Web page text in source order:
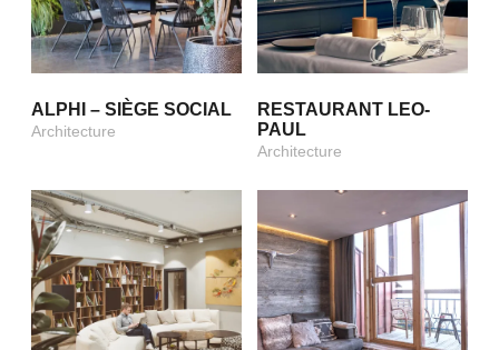
ALPHI – SIÈGE SOCIAL
Architecture
RESTAURANT LEO-
PAUL
Architecture